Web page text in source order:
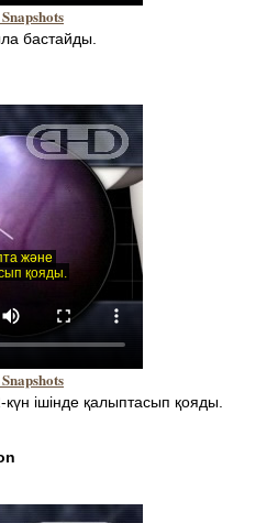
Snapshots
бастайды.
Snapshots
ішінде қалыптасып қояды.